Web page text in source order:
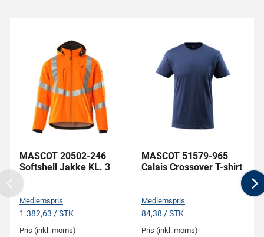
MASCOT 20502-246
Softshell Jakke KL. 3
Medlemspris
1.382,63 / STK
Pris (inkl. moms)
MASCOT 51579-965
Calais Crossover T-shirt
Medlemspris
84,38 / STK
Pris (inkl. moms)
Previous